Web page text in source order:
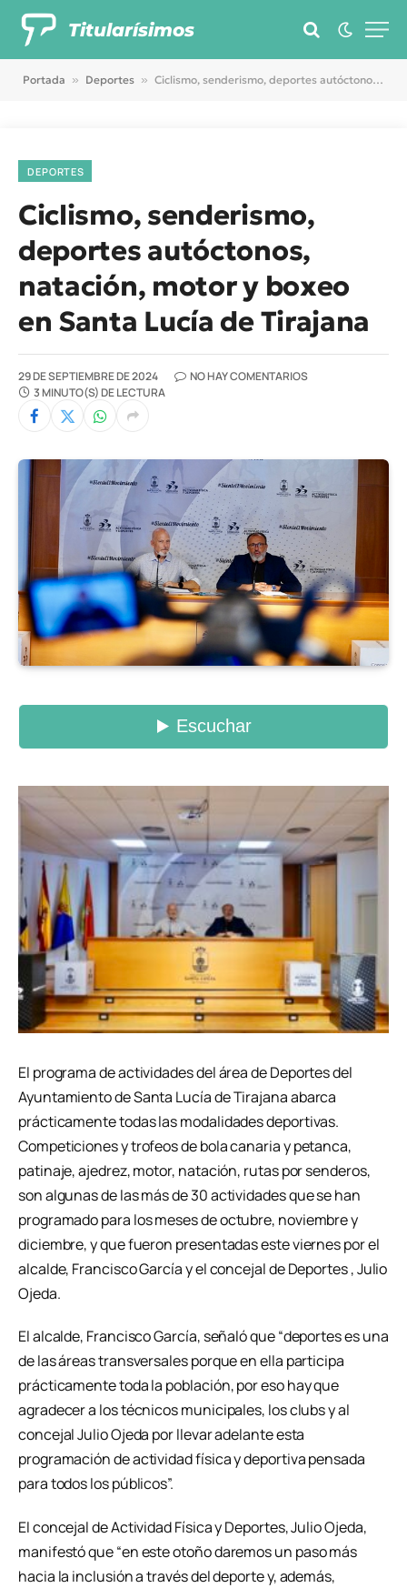
Titularísimos
Portada » Deportes » Ciclismo, senderismo, deportes autóctonos, natación, motor y boxeo en Santa Lucía de Tirajana
DEPORTES
Ciclismo, senderismo,
deportes autóctonos,
natación, motor y boxeo
en Santa Lucía de Tirajana
29 DE SEPTIEMBRE DE 2024
NO HAY COMENTARIOS
3 MINUTO(S) DE LECTURA
El programa de actividades del área de Deportes del
Ayuntamiento de Santa Lucía de Tirajana abarca
prácticamente todas las modalidades deportivas.
Competiciones y trofeos de bola canaria y petanca,
patinaje, ajedrez, motor, natación, rutas por senderos,
son algunas de las más de 30 actividades que se han
programado para los meses de octubre, noviembre y
diciembre, y que fueron presentadas este viernes por el
alcalde, Francisco García y el concejal de Deportes , Julio
Ojeda.
El alcalde, Francisco García, señaló que “deportes es una
de las áreas transversales porque en ella participa
prácticamente toda la población, por eso hay que
agradecer a los técnicos municipales, los clubs y al
concejal Julio Ojeda por llevar adelante esta
programación de actividad física y deportiva pensada
para todos los públicos”.
El concejal de Actividad Física y Deportes, Julio Ojeda,
manifestó que “en este otoño daremos un paso más
hacia la inclusión a través del deporte y, además,